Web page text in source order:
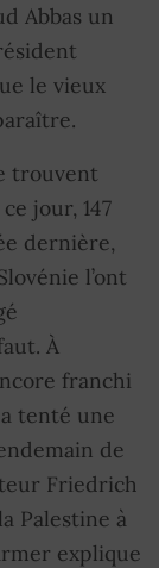
Abbas un
le vieux
trouvent
jour, 147
dernière,
l’ont
À
franchi
tenté une
de
Friedrich
Palestine à
explique